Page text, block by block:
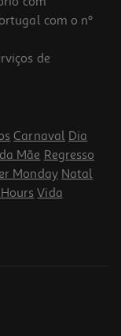
com o nº
de
Carnaval Dia
Mãe Regresso
Monday Natal
Vida